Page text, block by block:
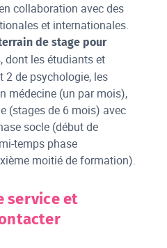
collaboration avec des
et internationales.
de stage pour
, dont les étudiants et
2 de psychologie, les
médecine (un par mois),
(stages de 6 mois) avec
socle (début de
temps phase
moitié de formation).
service et